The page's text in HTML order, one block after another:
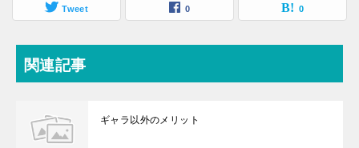
Tweet 0 0
関連記事
ギャラ以外のメリット